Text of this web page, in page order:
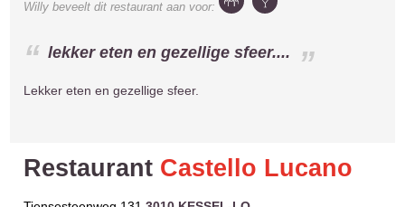
Willy beveelt dit restaurant aan voor:
lekker eten en gezellige sfeer....
Lekker eten en gezellige sfeer.
Restaurant Castello Lucano